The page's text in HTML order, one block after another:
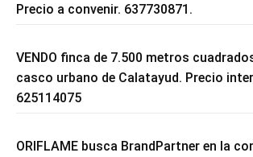
Precio a convenir. 637730871.
VENDO finca de 7.500 metros
casco urbano de Calatayud. Precio
625114075
ORIFLAME busca BrandPartner en la